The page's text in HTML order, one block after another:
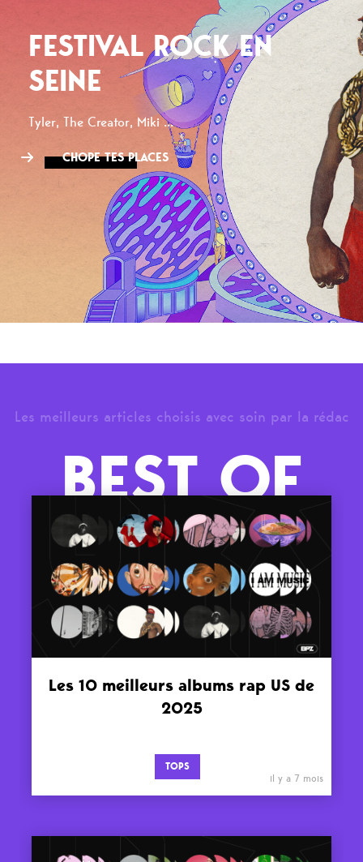
FESTIVAL ROCK EN
SEINE
Tyler, The Creator, Miki ...
CHOPE TES PLACES
Les meilleurs articles choisis avec soin par la rédac
BEST OF
Les 10 meilleurs albums rap US de
2025
TOPS
il y a 7 mois